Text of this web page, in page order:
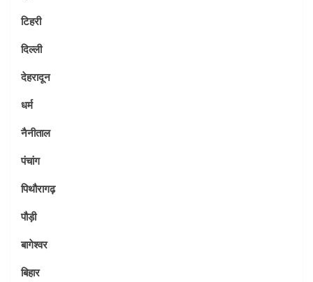
टिहरी
दिल्ली
देहरादून
धर्म
नैनीताल
पंचांग
पिथौरागढ़
पौड़ी
बागेश्वर
बिहार